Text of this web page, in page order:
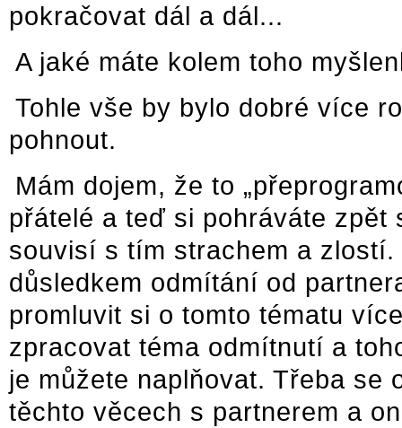
pokračovat dál a dál...
A jaké máte kolem toho
Tohle vše by bylo dobré více
pohnout.
Mám dojem, že to
přátelé a teď si pohráváte zpět
souvisí s tím strachem a
důsledkem odmítání od
promluvit si o tomto tématu
zpracovat téma odmítnutí a
je můžete naplňovat. Třeba se
těchto věcech s partnerem a